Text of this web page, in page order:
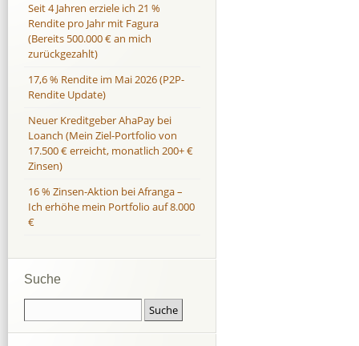
Seit 4 Jahren erziele ich 21 %
Rendite pro Jahr mit Fagura
(Bereits 500.000 € an mich
zurückgezahlt)
17,6 % Rendite im Mai 2026 (P2P-
Rendite Update)
Neuer Kreditgeber AhaPay bei
Loanch (Mein Ziel-Portfolio von
17.500 € erreicht, monatlich 200+ €
Zinsen)
16 % Zinsen-Aktion bei Afranga –
Ich erhöhe mein Portfolio auf 8.000
€
Suche